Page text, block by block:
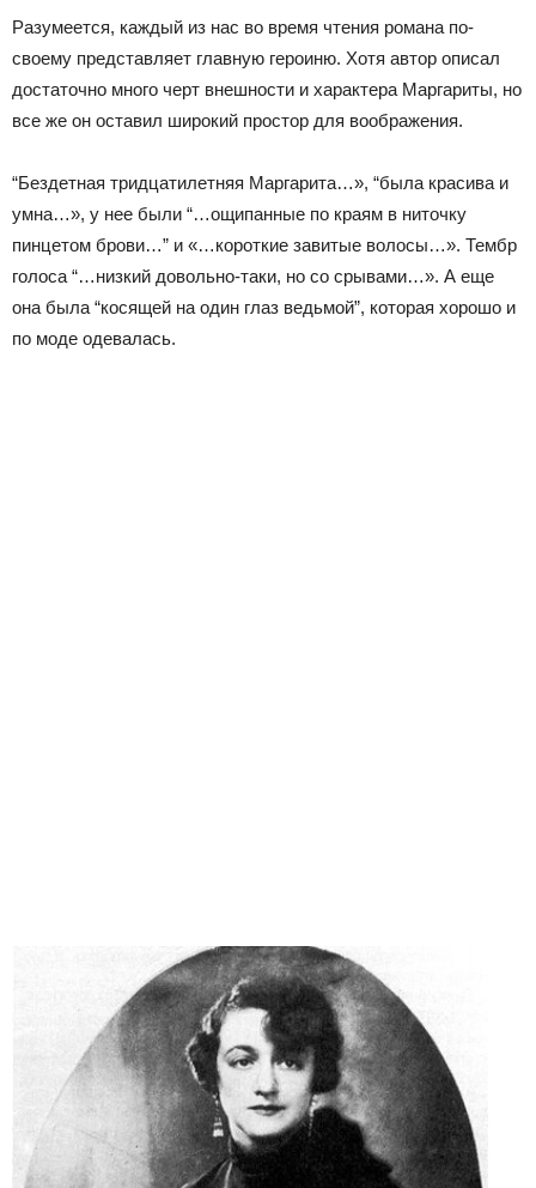
Разумеется, каждый из нас во время чтения романа по-
своему представляет главную героиню. Хотя автор описал
достаточно много черт внешности и характера Маргариты, но
все же он оставил широкий простор для воображения.
“Бездетная тридцатилетняя Маргарита…», “была красива и
умна…», у нее были “…ощипанные по краям в ниточку
пинцетом брови…” и «…короткие завитые волосы…». Тембр
голоса “…низкий довольно‑таки, но со срывами…». А еще
она была “косящей на один глаз ведьмой”, которая хорошо и
по моде одевалась.